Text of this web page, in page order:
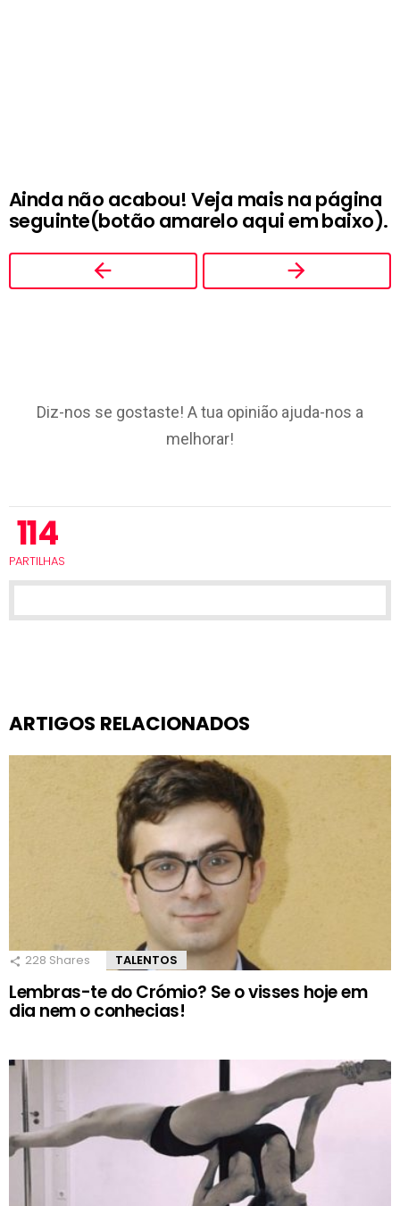
Ainda não acabou! Veja mais na página
seguinte(botão amarelo aqui em baixo).
Diz-nos se gostaste! A tua opinião ajuda-nos a
melhorar!
114
PARTILHAS
ARTIGOS RELACIONADOS
228 Shares TALENTOS
Lembras-te do Crómio? Se o visses hoje em
dia nem o conhecias!